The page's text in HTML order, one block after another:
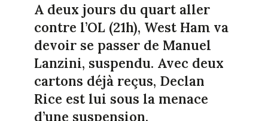
A deux jours du quart aller
contre l’OL (21h), West Ham va
devoir se passer de Manuel
Lanzini, suspendu. Avec deux
cartons déjà reçus, Declan
Rice est lui sous la menace
d’une suspension.